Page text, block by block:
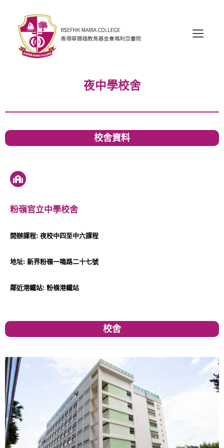
夜中學校舍
校舍資料
粉嶺官立中學校舍
開辦課程: 夜校中四至中六課程
地址: 新界粉嶺一鳴路二十七號
鄰近港鐵站: 粉嶺港鐵站
校舍